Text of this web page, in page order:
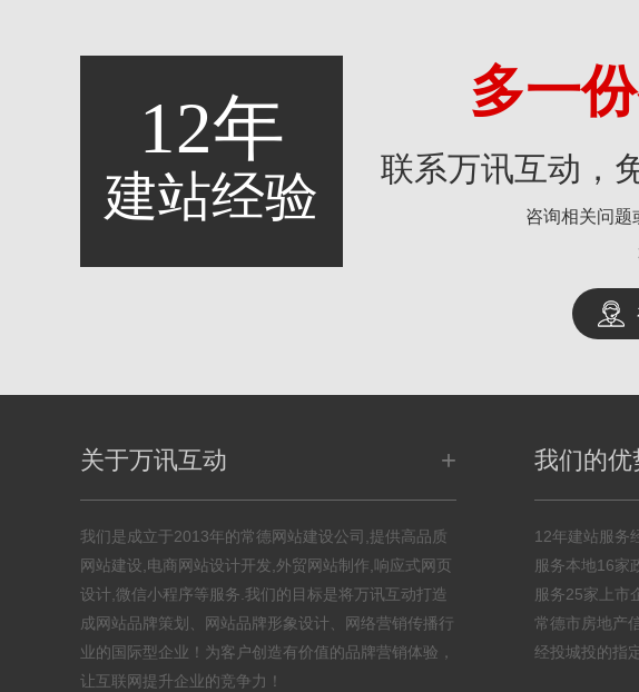
12年
建站经验
多一
联系万讯互动，
咨询相关问题
关于万讯互动 +
我们是成立于2013年的常德网站建设公司,提供高品质
网站建设,电商网站设计开发,外贸网站制作,响应式网页
设计,微信小程序等服务.我们的目标是将万讯互动打造
成网站品牌策划、网站品牌形象设计、网络营销传播行
业的国际型企业！为客户创造有价值的品牌营销体验，
让互联网提升企业的竞争力！
我们的优
12年建站服务
服务本地16家
服务25家上市
常德市房地产
经投城投的指